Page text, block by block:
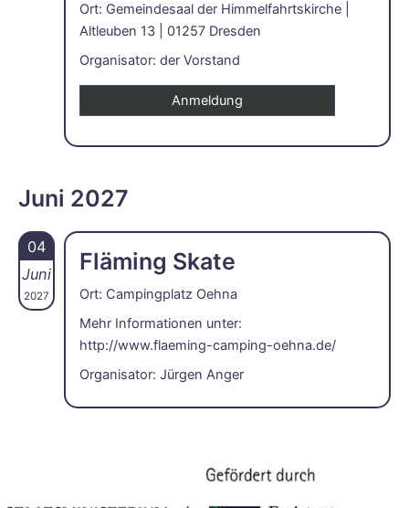
Ort: Gemeindesaal der Himmelfahrtskirche |
Altleuben 13 | 01257 Dresden
Organisator: der Vorstand
Anmeldung
Juni 2027
04
Juni
2027
Fläming Skate
Ort: Campingplatz Oehna
Mehr Informationen unter:
http://www.flaeming-camping-oehna.de/
Organisator: Jürgen Anger